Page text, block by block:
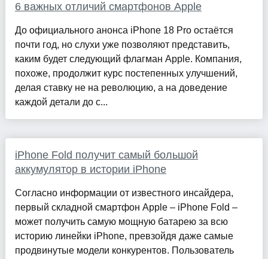
6 важных отличий смартфонов Apple
До официального анонса iPhone 18 Pro остаётся
почти год, но слухи уже позволяют представить,
каким будет следующий флагман Apple. Компания,
похоже, продолжит курс постепенных улучшений,
делая ставку не на революцию, а на доведение
каждой детали до с...
iPhone Fold получит самый большой
аккумулятор в истории iPhone
Согласно информации от известного инсайдера,
первый складной смартфон Apple – iPhone Fold –
может получить самую мощную батарею за всю
историю линейки iPhone, превзойдя даже самые
продвинутые модели конкурентов. Пользователь